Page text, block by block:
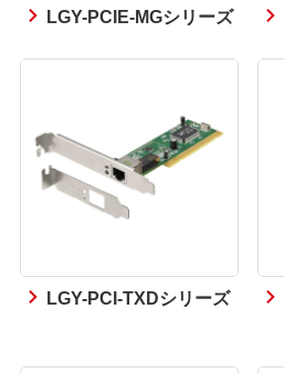
LGY-PCIE-MGシリーズ
LGY-PCI-TXDシリーズ